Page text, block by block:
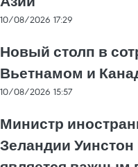
10/08/2026 17:29
Новый столп в
Вьетнамом и
10/08/2026 15:57
Министр
Зеландии